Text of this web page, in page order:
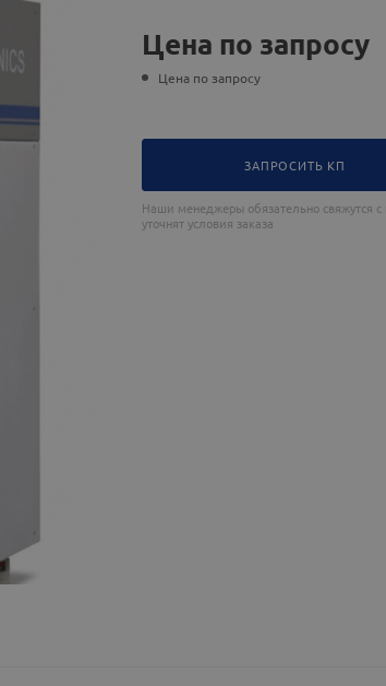
Цена по запросу
Цена по запросу
ЗАПРОСИТЬ КП
Наши менеджеры обязательно свяжутся
уточнят условия заказа